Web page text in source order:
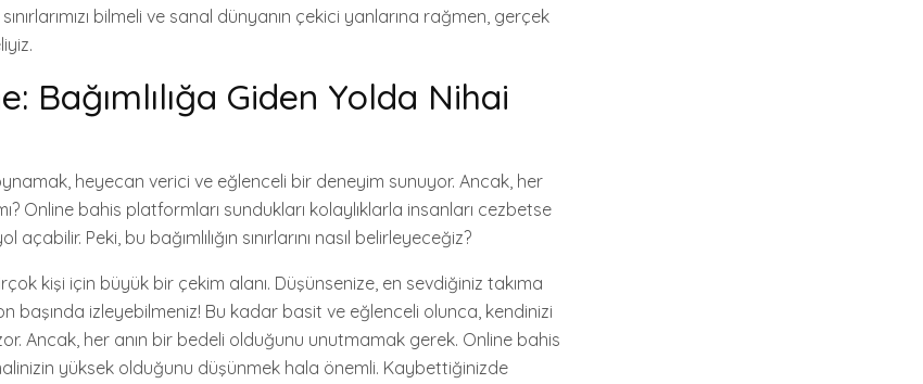
bilmeli ve sanal dünyanın çekici yanlarına rağmen, gerçek
Bağımlılığa Giden Yolda Nihai
heyecan verici ve eğlenceli bir deneyim sunuyor. Ancak, her
Online bahis platformları sundukları kolaylıklarla insanları cezbetse
açabilir. Peki, bu bağımlılığın sınırlarını nasıl belirleyeceğiz?
kişi için büyük bir çekim alanı. Düşünsenize, en sevdiğiniz takıma
başında izleyebilmeniz! Bu kadar basit ve eğlenceli olunca, kendinizi
Ancak, her anın bir bedeli olduğunu unutmamak gerek. Online bahis
yüksek olduğunu düşünmek hala önemli. Kaybettiğinizde